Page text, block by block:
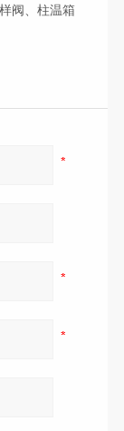
阀、柱温箱